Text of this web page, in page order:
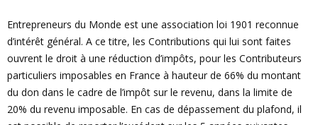
Entrepreneurs du Monde est une association loi 1901 reconnue
d’intérêt général. A ce titre, les Contributions qui lui sont faites
ouvrent le droit à une réduction d’impôts, pour les Contributeurs
particuliers imposables en France à hauteur de 66% du montant
du don dans le cadre de l’impôt sur le revenu, dans la limite de
20% du revenu imposable. En cas de dépassement du plafond, il